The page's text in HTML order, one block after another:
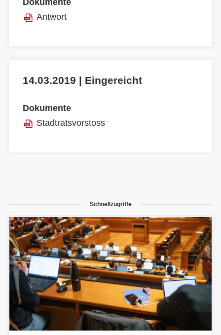
Dokumente
Antwort
14.03.2019 | Eingereicht
Dokumente
Stadtratsvorstoss
Schnellzugriffe